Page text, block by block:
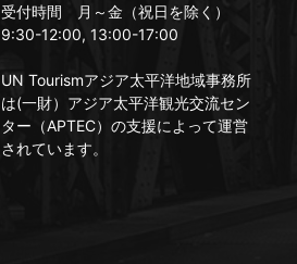
受付時間 月～金（祝日を除く）
9:30-12:00, 13:00-17:00
UN Tourismアジア太平洋地域事務所
は(一財）アジア太平洋観光交流セン
ター（APTEC）の支援によって運営
されています。